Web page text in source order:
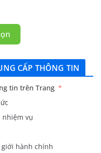
CẤP THÔNG TIN
tin trên Trang
nhiệm vụ
hành chính